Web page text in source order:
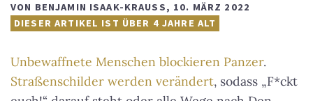
VON BENJAMIN ISAAK-KRAUSS , 10. MÄRZ 2022
DIESER ARTIKEL IST ÜBER 4 JAHRE ALT
Unbewaffnete Menschen blockieren Panzer.
Straßenschilder werden verändert, sodass „F*ckt